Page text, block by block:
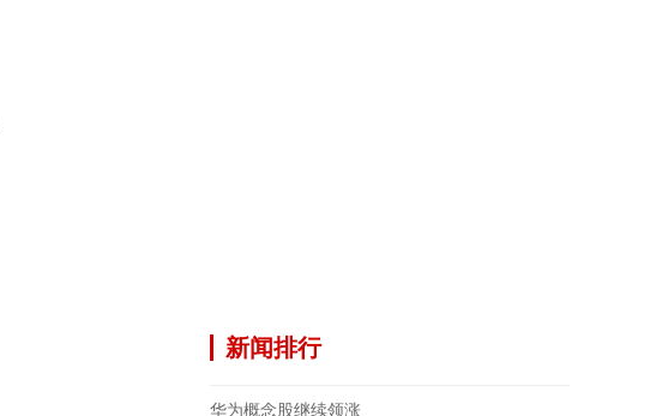
新闻排行
华为概念股继续领涨